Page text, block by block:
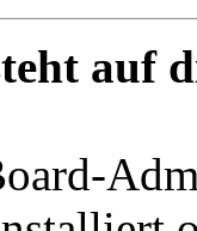
auf